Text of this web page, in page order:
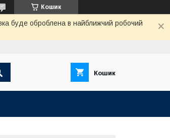
Кошик
буде оброблена в найближчий робочий
Кошик